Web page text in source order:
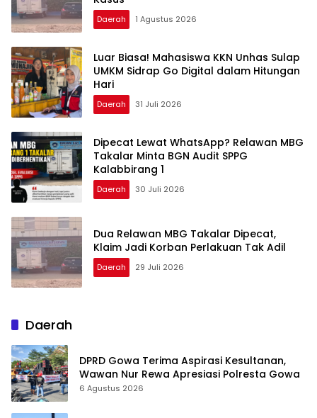
Daerah 1 Agustus 2026
Luar Biasa! Mahasiswa KKN Unhas Sulap
UMKM Sidrap Go Digital dalam Hitungan
Hari
Daerah 31 Juli 2026
Dipecat Lewat WhatsApp? Relawan MBG
Takalar Minta BGN Audit SPPG
Kalabbirang 1
Daerah 30 Juli 2026
Dua Relawan MBG Takalar Dipecat,
Klaim Jadi Korban Perlakuan Tak Adil
Daerah 29 Juli 2026
Daerah
DPRD Gowa Terima Aspirasi Kesultanan,
Wawan Nur Rewa Apresiasi Polresta Gowa
6 Agustus 2026